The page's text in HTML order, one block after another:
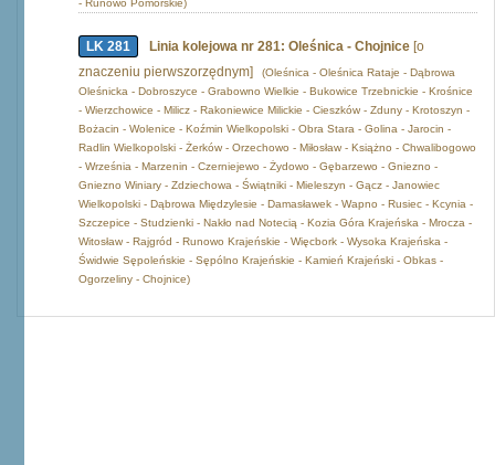
- Runowo Pomorskie)
LK 281 Linia kolejowa nr 281: Oleśnica - Chojnice [o
znaczeniu pierwszorzędnym]
(Oleśnica - Oleśnica Rataje - Dąbrowa
Oleśnicka - Dobroszyce - Grabowno Wielkie - Bukowice Trzebnickie - Krośnice
- Wierzchowice - Milicz - Rakoniewice Milickie - Cieszków - Zduny - Krotoszyn -
Bożacin - Wolenice - Koźmin Wielkopolski - Obra Stara - Golina - Jarocin -
Radlin Wielkopolski - Żerków - Orzechowo - Miłosław - Książno - Chwalibogowo
- Września - Marzenin - Czerniejewo - Żydowo - Gębarzewo - Gniezno -
Gniezno Winiary - Zdziechowa - Świątniki - Mieleszyn - Gącz - Janowiec
Wielkopolski - Dąbrowa Międzylesie - Damasławek - Wapno - Rusiec - Kcynia -
Szczepice - Studzienki - Nakło nad Notecią - Kozia Góra Krajeńska - Mrocza -
Witosław - Rajgród - Runowo Krajeńskie - Więcbork - Wysoka Krajeńska -
Świdwie Sępoleńskie - Sępólno Krajeńskie - Kamień Krajeński - Obkas -
Ogorzeliny - Chojnice)